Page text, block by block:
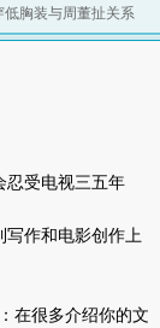
胸装与周董扯关系
受电视三五年
作和电影创作上
很多介绍你的文